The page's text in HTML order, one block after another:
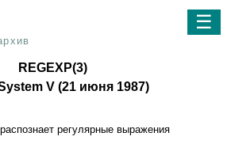
☰
REGEXP(3)
V (21 июня 1987)
peгyляpныe выpaжeния